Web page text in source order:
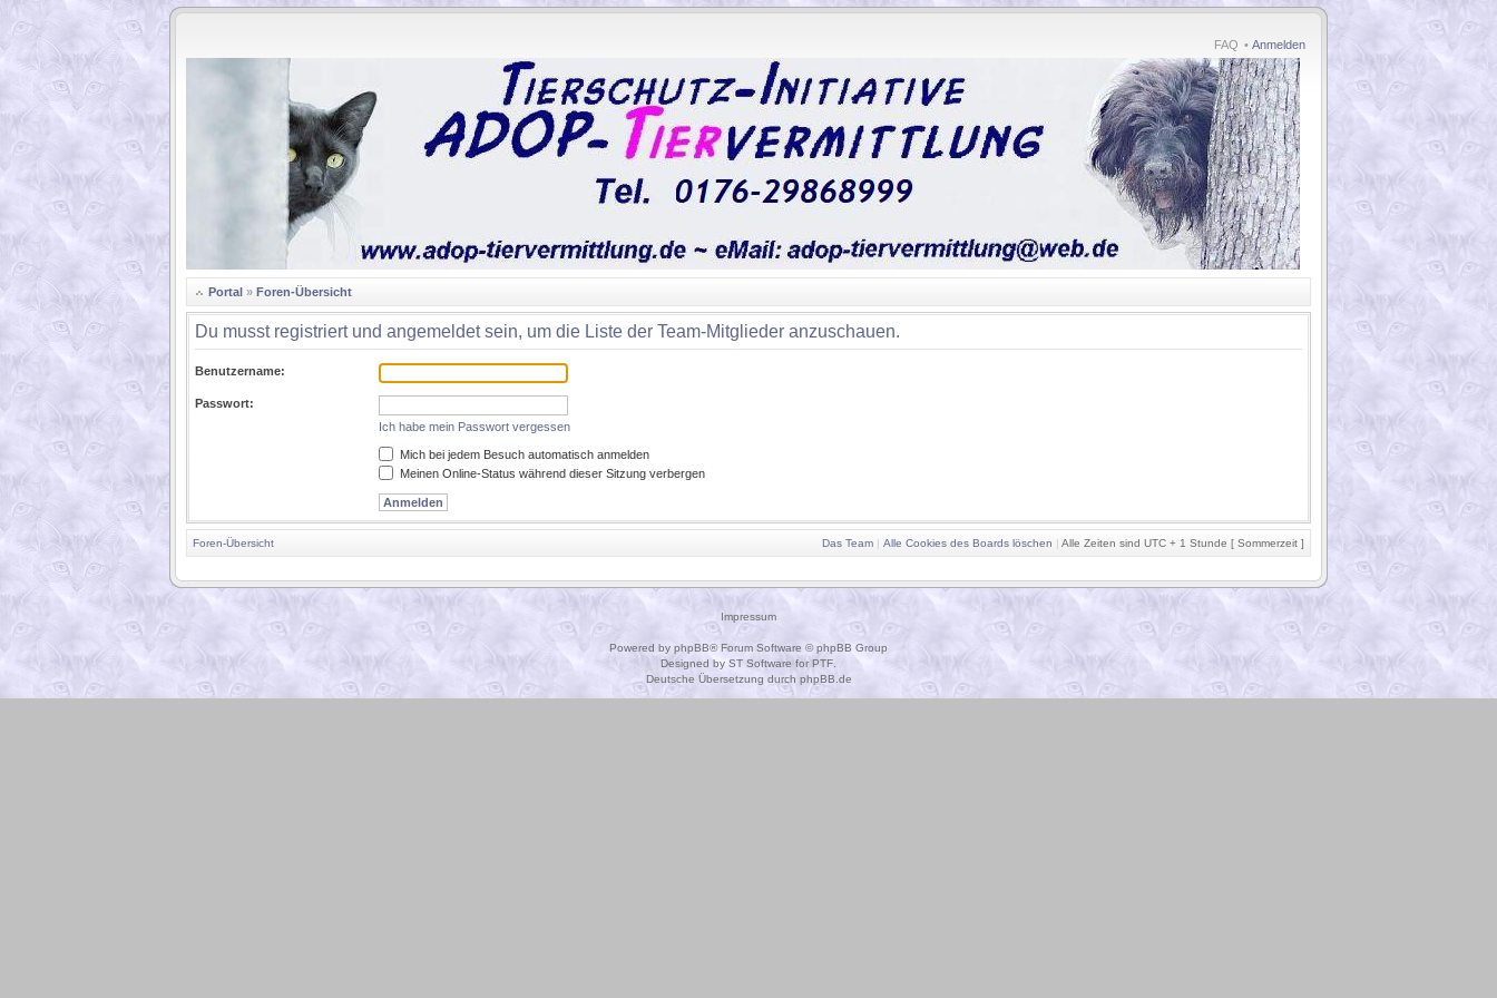
.
FAQ • Anmelden
Portal » Foren-Übersicht
Du musst registriert und angemeldet sein, um die Liste der Team-Mitglieder anzuschauen.
Benutzername:
Passwort:
Ich habe mein Passwort vergessen
Mich bei jedem Besuch automatisch anmelden
Meinen Online-Status während dieser Sitzung verbergen
Foren-Übersicht Das Team | Alle Cookies des Boards löschen | Alle Zeiten sind UTC + 1 Stunde [ Sommerzeit ]
.
Impressum
Powered by phpBB® Forum Software © phpBB Group
Designed by ST Software for PTF
Deutsche Übersetzung durch phpBB.de